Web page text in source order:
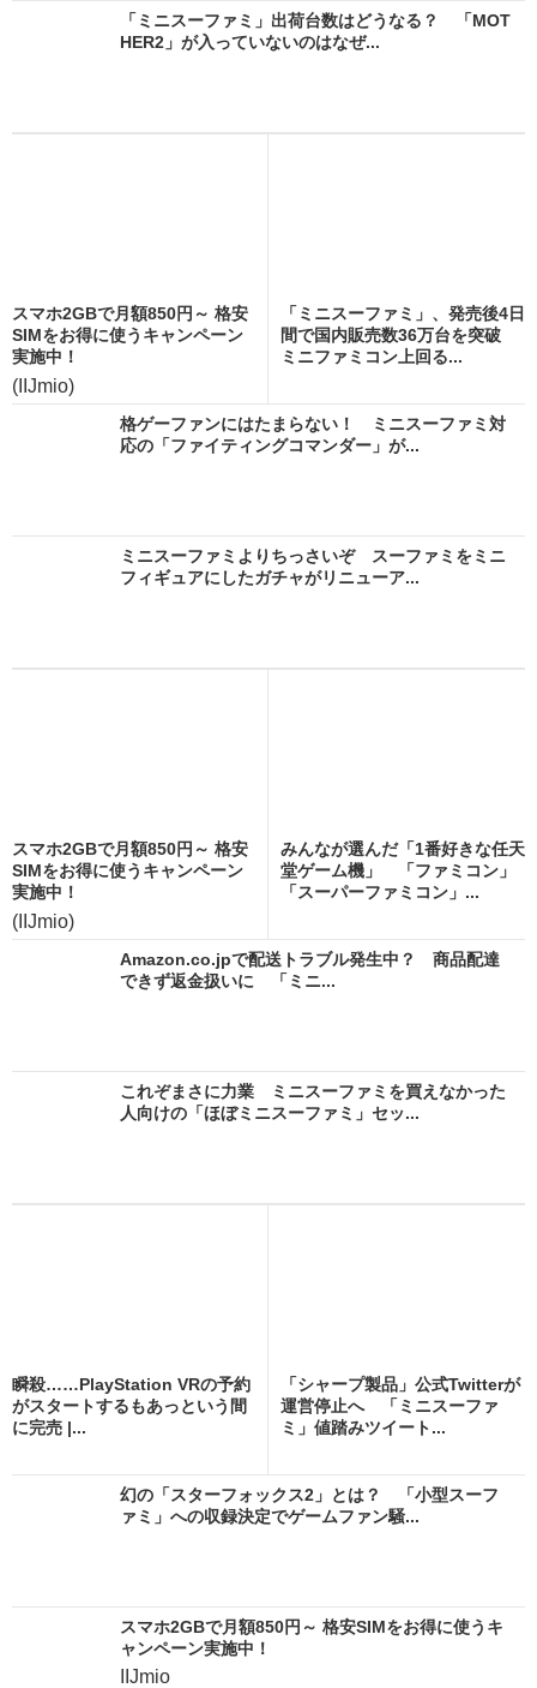
「ミニスーファミ」出荷台数はどうなる？ 「MOT
HER2」が入っていないのはなぜ...
スマホ2GBで月額850円～ 格安
SIMをお得に使うキャンペーン
実施中！
(IIJmio)
「ミニスーファミ」、発売後4日
間で国内販売数36万台を突破
ミニファミコン上回る...
格ゲーファンにはたまらない！ ミニスーファミ対
応の「ファイティングコマンダー」が...
ミニスーファミよりちっさいぞ スーファミをミニ
フィギュアにしたガチャがリニューア...
スマホ2GBで月額850円～ 格安
SIMをお得に使うキャンペーン
実施中！
(IIJmio)
みんなが選んだ「1番好きな任天
堂ゲーム機」 「ファミコン」
「スーパーファミコン」...
Amazon.co.jpで配送トラブル発生中？ 商品配達
できず返金扱いに 「ミニ...
これぞまさに力業 ミニスーファミを買えなかった
人向けの「ほぼミニスーファミ」セッ...
瞬殺……PlayStation VRの予約
がスタートするもあっという間
に完売 |...
「シャープ製品」公式Twitterが
運営停止へ 「ミニスーファ
ミ」値踏みツイート...
幻の「スターフォックス2」とは？ 「小型スーフ
ァミ」への収録決定でゲームファン騒...
スマホ2GBで月額850円～ 格安SIMをお得に使うキ
ャンペーン実施中！
IIJmio